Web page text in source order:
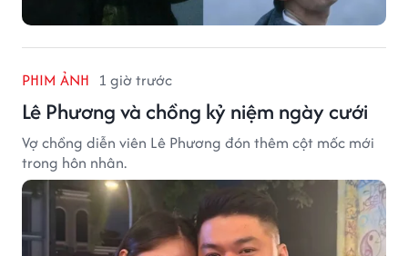
PHIM ẢNH 1 giờ trước
Lê Phương và chồng kỷ niệm ngày cưới
Vợ chồng diễn viên Lê Phương đón thêm cột mốc mới
trong hôn nhân.